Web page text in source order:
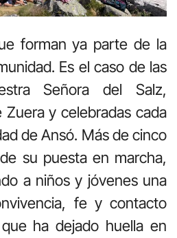
forman ya parte de la
Es el caso de las
Señora del Salz,
Zuera y celebradas cada
de Ansó. Más de cinco
su puesta en marcha,
a niños y jóvenes una
fe y contacto
ha dejado huella en